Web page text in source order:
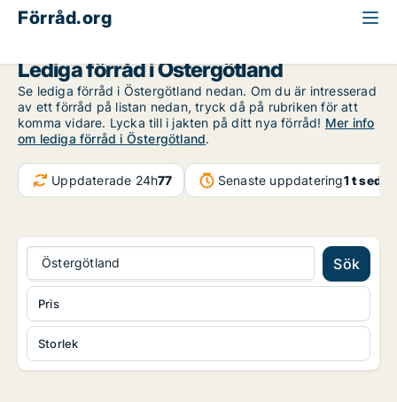
Förråd.org
Lediga förråd i Östergötland
Se lediga förråd i Östergötland nedan. Om du är intresserad
av ett förråd på listan nedan, tryck då på rubriken för att
komma vidare. Lycka till i jakten på ditt nya förråd! Mer info
om lediga förråd i Östergötland.
Uppdaterade 24h77 Senaste uppdatering1 t sedan
Östergötland Sök
Storlek
Pris